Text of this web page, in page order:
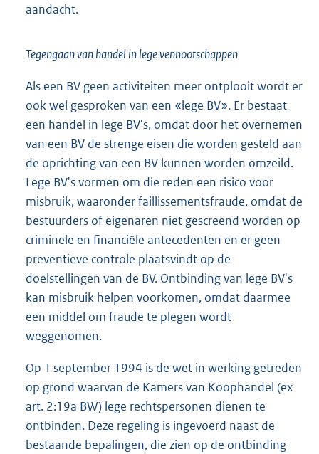
aandacht.
Tegengaan van handel in lege vennootschappen
Als een BV geen activiteiten meer ontplooit wordt er
ook wel gesproken van een «lege BV». Er bestaat
een handel in lege BV's, omdat door het overnemen
van een BV de strenge eisen die worden gesteld aan
de oprichting van een BV kunnen worden omzeild.
Lege BV's vormen om die reden een risico voor
misbruik, waaronder faillissementsfraude, omdat de
bestuurders of eigenaren niet gescreend worden op
criminele en financiële antecedenten en er geen
preventieve controle plaatsvindt op de
doelstellingen van de BV. Ontbinding van lege BV's
kan misbruik helpen voorkomen, omdat daarmee
een middel om fraude te plegen wordt
weggenomen.
Op 1 september 1994 is de wet in werking getreden
op grond waarvan de Kamers van Koophandel (ex
art. 2:19a BW) lege rechtspersonen dienen te
ontbinden. Deze regeling is ingevoerd naast de
bestaande bepalingen, die zien op de ontbinding